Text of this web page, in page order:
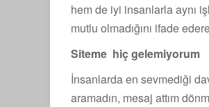
hem de iyi insanlarla aynı
mutlu olmadığını ifade
Siteme hiç gelemiyorum
İnsanlarda en sevmediği
aramadın, mesaj attım